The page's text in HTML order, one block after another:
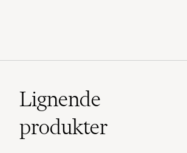
Lignende
produkter